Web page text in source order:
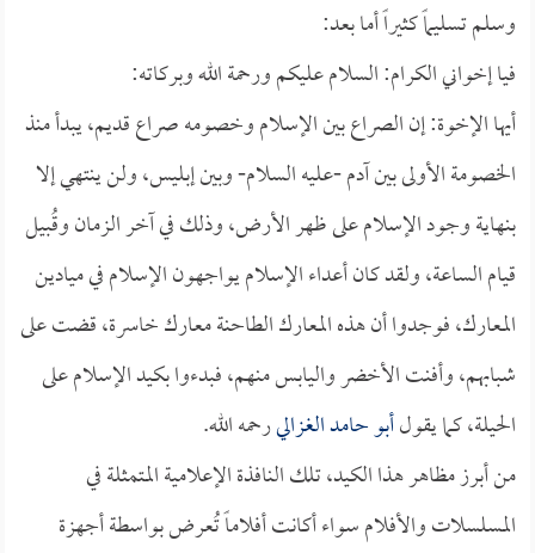
وسلم تسليماً كثيراً أما بعد:
فيا إخواني الكرام: السلام عليكم ورحمة الله وبركاته:
أيها الإخوة: إن الصراع بين الإسلام وخصومه صراع قديم، يبدأ منذ
الخصومة الأولى بين آدم -عليه السلام- وبين إبليس، ولن ينتهي إلا
بنهاية وجود الإسلام على ظهر الأرض، وذلك في آخر الزمان وقُبيل
قيام الساعة، ولقد كان أعداء الإسلام يواجهون الإسلام في ميادين
المعارك، فوجدوا أن هذه المعارك الطاحنة معارك خاسرة، قضت على
شبابهم، وأفنت الأخضر واليابس منهم، فبدءوا بكيد الإسلام على
الحيلة، كما يقولأبو حامد الغزاليرحمه الله.
من أبرز مظاهر هذا الكيد، تلك النافذة الإعلامية المتمثلة في
المسلسلات والأفلام سواء أكانت أفلاماً تُعرض بواسطة أجهزة